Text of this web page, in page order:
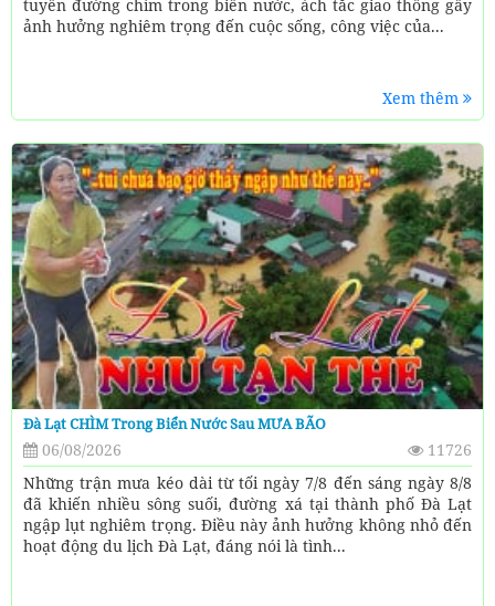
tuyến đường chìm trong biển nước, ách tắc giao thông gây
ảnh hưởng nghiêm trọng đến cuộc sống, công việc của...
Xem thêm
Đà Lạt CHÌM Trong Biển Nước Sau MƯA BÃO
06/08/2026
11726
Những trận mưa kéo dài từ tối ngày 7/8 đến sáng ngày 8/8
đã khiến nhiều sông suối, đường xá tại thành phố Đà Lạt
ngập lụt nghiêm trọng. Điều này ảnh hưởng không nhỏ đến
hoạt động du lịch Đà Lạt, đáng nói là tình...